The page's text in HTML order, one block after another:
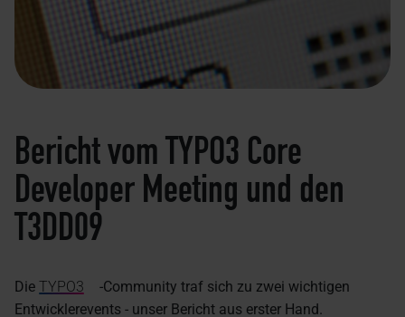
Bericht vom TYPO3 Core
Developer Meeting und den
T3DD09
Die TYPO3
-Community traf sich zu zwei wichtigen
Entwicklerevents - unser Bericht aus erster Hand.